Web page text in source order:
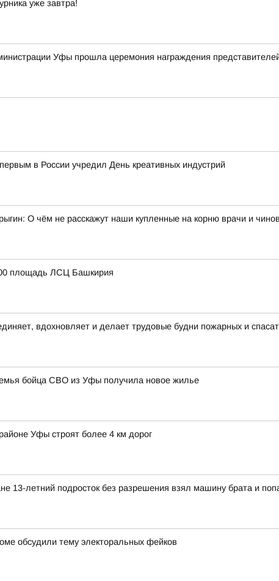
уже завтра!
Уфы прошла церемония награждения
в России учредил День креативных индустрий
О чём не расскажут наши купленные на корню врачи и
площадь ЛСЦ Башкирия
вдохновляет и делает трудовые будни пожарных и
бойца СВО из Уфы получила новое жилье
Уфы строят более 4 км дорог
13-летний подросток без разрешения взял машину брата и
обсудили тему электоральных фейков